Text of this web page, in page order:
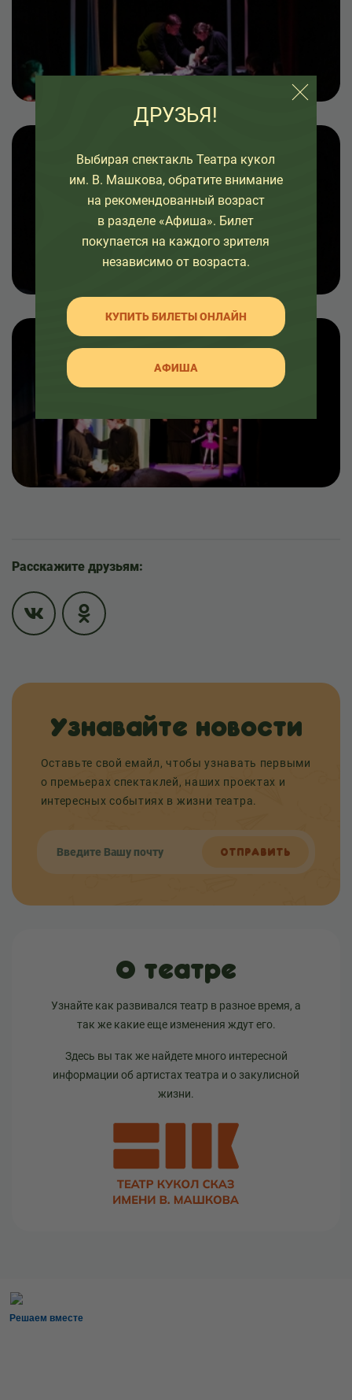
Расскажите друзьям:
Узнавайте новости
Оставьте свой емайл, чтобы узнавать первыми
о премьерах спектаклей, наших проектах и
интересных событиях в жизни театра.
ОТПРАВИТЬ
О театре
Узнайте как развивался театр в разное время, а
так же какие еще изменения ждут его.
Здесь вы так же найдете много интересной
информации об артистах театра и о закулисной
жизни.
Решаем вместе
ДРУЗЬЯ!
Выбирая спектакль Театра кукол
им. В. Машкова, обратите внимание
на рекомендованный возраст
в разделе «Афиша». Билет
покупается на каждого зрителя
независимо от возраста.
КУПИТЬ БИЛЕТЫ ОНЛАЙН
АФИША